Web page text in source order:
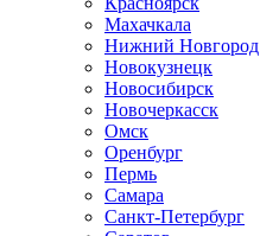
Махачкала
Нижний Новгород
Новокузнецк
Новосибирск
Новочеркаcск
Омск
Оренбург
Пермь
Самара
Санкт-Петербург